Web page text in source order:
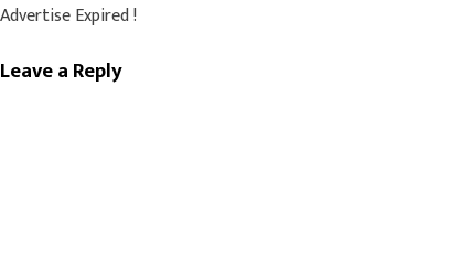
Advertise Expired !
Leave a Reply